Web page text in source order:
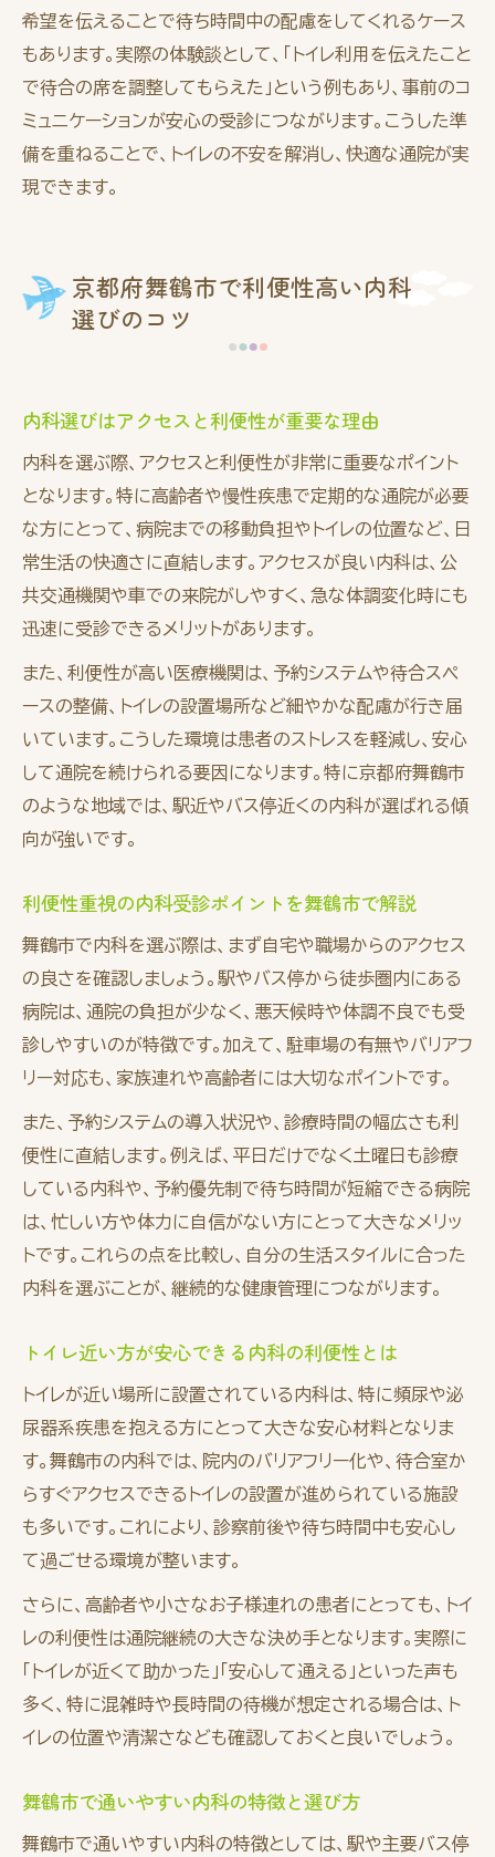
希望を伝えることで待ち時間中の配慮をしてくれるケース
もあります。実際の体験談として、「トイレ利用を伝えたこと
で待合の席を調整してもらえた」という例もあり、事前のコ
ミュニケーションが安心の受診につながります。こうした準
備を重ねることで、トイレの不安を解消し、快適な通院が実
現できます。
京都府舞鶴市で利便性高い内科
選びのコツ
内科選びはアクセスと利便性が重要な理由
内科を選ぶ際、アクセスと利便性が非常に重要なポイント
となります。特に高齢者や慢性疾患で定期的な通院が必要
な方にとって、病院までの移動負担やトイレの位置など、日
常生活の快適さに直結します。アクセスが良い内科は、公
共交通機関や車での来院がしやすく、急な体調変化時にも
迅速に受診できるメリットがあります。
また、利便性が高い医療機関は、予約システムや待合スペ
ースの整備、トイレの設置場所など細やかな配慮が行き届
いています。こうした環境は患者のストレスを軽減し、安心
して通院を続けられる要因になります。特に京都府舞鶴市
のような地域では、駅近やバス停近くの内科が選ばれる傾
向が強いです。
利便性重視の内科受診ポイントを舞鶴市で解説
舞鶴市で内科を選ぶ際は、まず自宅や職場からのアクセス
の良さを確認しましょう。駅やバス停から徒歩圏内にある
病院は、通院の負担が少なく、悪天候時や体調不良でも受
診しやすいのが特徴です。加えて、駐車場の有無やバリアフ
リー対応も、家族連れや高齢者には大切なポイントです。
また、予約システムの導入状況や、診療時間の幅広さも利
便性に直結します。例えば、平日だけでなく土曜日も診療
している内科や、予約優先制で待ち時間が短縮できる病院
は、忙しい方や体力に自信がない方にとって大きなメリッ
トです。これらの点を比較し、自分の生活スタイルに合った
内科を選ぶことが、継続的な健康管理につながります。
トイレ近い方が安心できる内科の利便性とは
トイレが近い場所に設置されている内科は、特に頻尿や泌
尿器系疾患を抱える方にとって大きな安心材料となりま
す。舞鶴市の内科では、院内のバリアフリー化や、待合室か
らすぐアクセスできるトイレの設置が進められている施設
も多いです。これにより、診察前後や待ち時間中も安心し
て過ごせる環境が整います。
さらに、高齢者や小さなお子様連れの患者にとっても、トイ
レの利便性は通院継続の大きな決め手となります。実際に
「トイレが近くて助かった」「安心して通える」といった声も
多く、特に混雑時や長時間の待機が想定される場合は、ト
イレの位置や清潔さなども確認しておくと良いでしょう。
舞鶴市で通いやすい内科の特徴と選び方
舞鶴市で通いやすい内科の特徴としては、駅や主要バス停